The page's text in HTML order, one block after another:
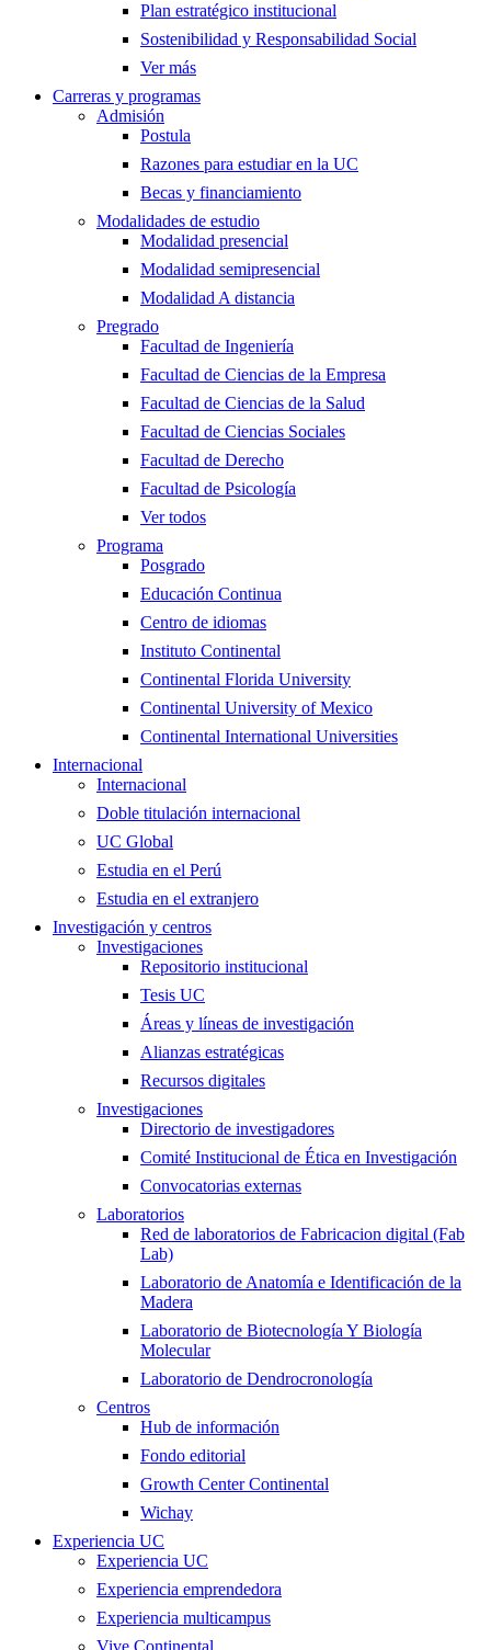
Plan estratégico institucional
Sostenibilidad y Responsabilidad Social
Ver más
Carreras y programas
Admisión
Postula
Razones para estudiar en la UC
Becas y financiamiento
Modalidades de estudio
Modalidad presencial
Modalidad semipresencial
Modalidad A distancia
Pregrado
Facultad de Ingeniería
Facultad de Ciencias de la Empresa
Facultad de Ciencias de la Salud
Facultad de Ciencias Sociales
Facultad de Derecho
Facultad de Psicología
Ver todos
Programa
Posgrado
Educación Continua
Centro de idiomas
Instituto Continental
Continental Florida University
Continental University of Mexico
Continental International Universities
Internacional
Internacional
Doble titulación internacional
UC Global
Estudia en el Perú
Estudia en el extranjero
Investigación y centros
Investigaciones
Repositorio institucional
Tesis UC
Áreas y líneas de investigación
Alianzas estratégicas
Recursos digitales
Investigaciones
Directorio de investigadores
Comité Institucional de Ética en Investigación
Convocatorias externas
Laboratorios
Red de laboratorios de Fabricacion digital (Fab
Lab)
Laboratorio de Anatomía e Identificación de la
Madera
Laboratorio de Biotecnología Y Biología
Molecular
Laboratorio de Dendrocronología
Centros
Hub de información
Fondo editorial
Growth Center Continental
Wichay
Experiencia UC
Experiencia UC
Experiencia emprendedora
Experiencia multicampus